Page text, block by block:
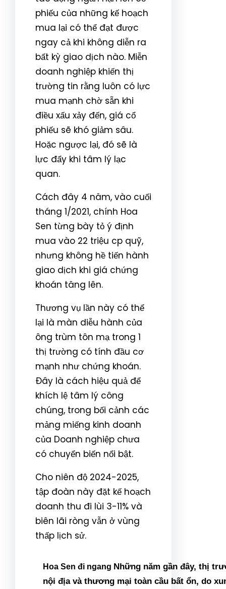
phiếu của những kế hoạch
mua lại có thể đạt được
ngay cả khi không diễn ra
bất kỳ giao dịch nào. Miễn
doanh nghiệp khiến thị
trường tin rằng luôn có lực
mua mạnh chờ sẵn khi
điều xấu xảy đến, giá cổ
phiếu sẽ khó giảm sâu.
Hoặc ngược lại, đó sẽ là
lực đẩy khi tâm lý lạc
quan.
Cách đây 4 năm, vào cuối
tháng 1/2021, chính Hoa
Sen từng bày tỏ ý định
mua vào 22 triệu cp quỹ,
nhưng không hề tiến hành
giao dịch khi giá chứng
khoán tăng lên.
Thương vụ lần này có thể
lại là màn diễu hành của
ông trùm tôn mạ trong 1
thị trường có tính đầu cơ
mạnh như chứng khoán.
Đây là cách hiệu quả để
khích lệ tâm lý công
chúng, trong bối cảnh các
mảng miếng kinh doanh
của Doanh nghiệp chưa
có chuyển biến nổi bật.
Cho niên độ 2024-2025,
tập đoàn này đặt kế hoạch
doanh thu đi lùi 3-11% và
biên lãi ròng vẫn ở vùng
thấp lịch sử.
Hoa Sen đi ngang Những năm gần đây, thị
nội địa và thương mại toàn cầu bất ổn, do